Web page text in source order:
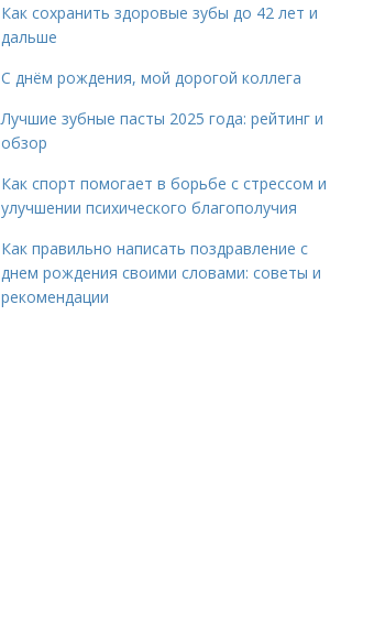
Как сохранить здоровые зубы до 42 лет и
дальше
С днём рождения, мой дорогой коллега
Лучшие зубные пасты 2025 года: рейтинг и
обзор
Как спорт помогает в борьбе с стрессом и
улучшении психического благополучия
Как правильно написать поздравление с
днем рождения своими словами: советы и
рекомендации